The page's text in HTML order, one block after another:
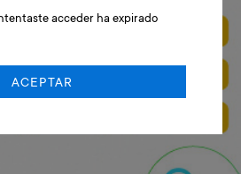
acceder ha expirado
ACEPTAR